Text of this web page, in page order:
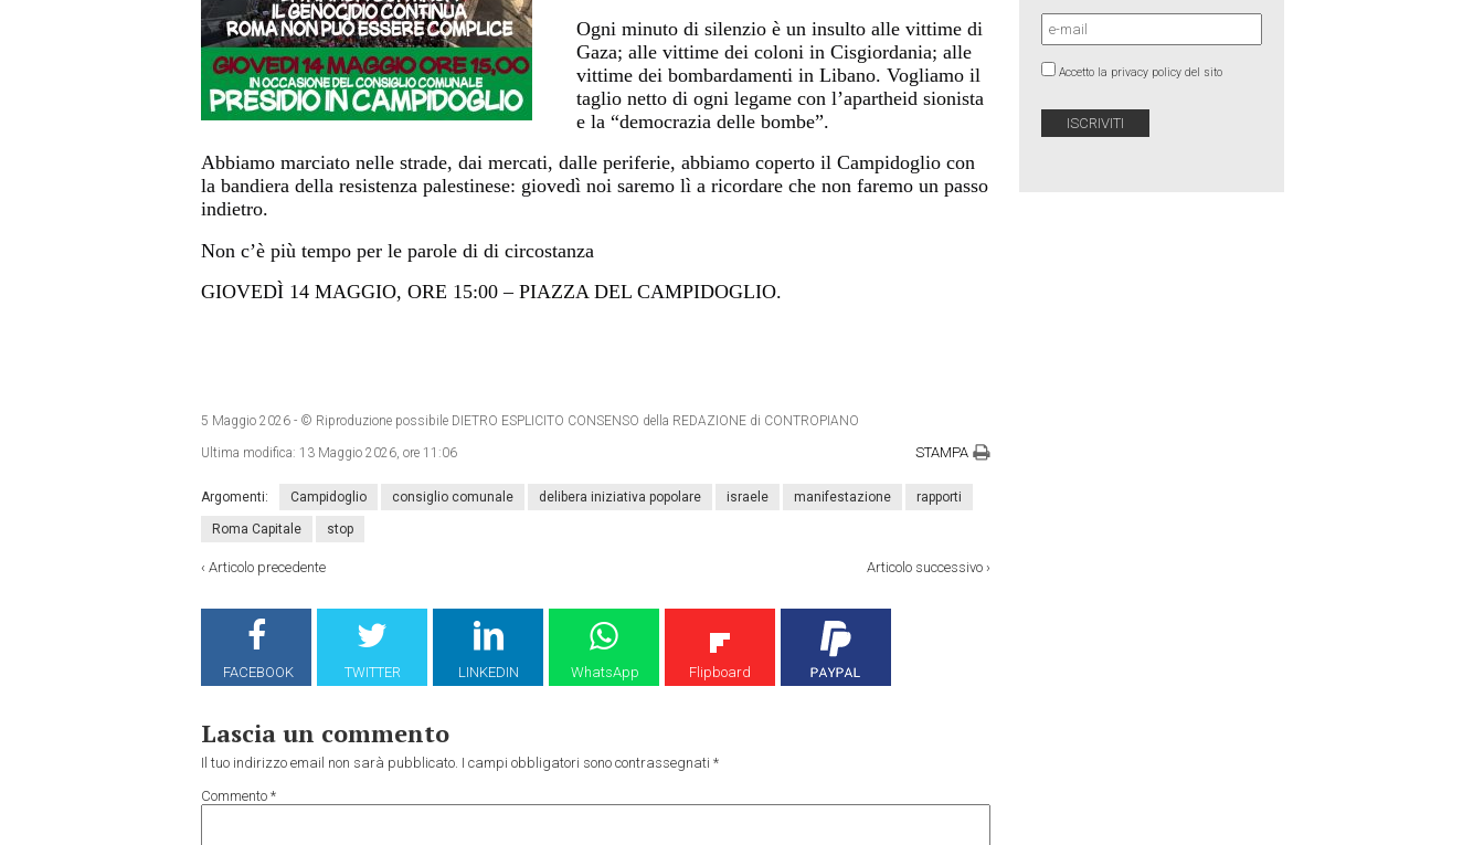
Ogni minuto di silenzio è un insulto alle vittime di
Gaza; alle vittime dei coloni in Cisgiordania; alle
vittime dei bombardamenti in Libano. Vogliamo il
taglio netto di ogni legame con l’apartheid sionista
e la “democrazia delle bombe”.
Abbiamo marciato nelle strade, dai mercati, dalle periferie, abbiamo coperto il Campidoglio con
la bandiera della resistenza palestinese: giovedì noi saremo lì a ricordare che non faremo un passo
indietro.
Non c’è più tempo per le parole di di circostanza
GIOVEDÌ 14 MAGGIO, ORE 15:00 – PIAZZA DEL CAMPIDOGLIO.
5 Maggio 2026 - © Riproduzione possibile DIETRO ESPLICITO CONSENSO della REDAZIONE di CONTROPIANO
Ultima modifica: 13 Maggio 2026, ore 11:06 STAMPA
Argomenti: Campidoglio consiglio comunale delibera iniziativa popolare israele manifestazione rapporti
Roma Capitale stop
‹ Articolo precedente Articolo successivo ›
FACEBOOK TWITTER LINKEDIN WhatsApp Flipboard
Lascia un commento
Il tuo indirizzo email non sarà pubblicato. I campi obbligatori sono contrassegnati *
Commento *
Accetto la privacy policy del sito